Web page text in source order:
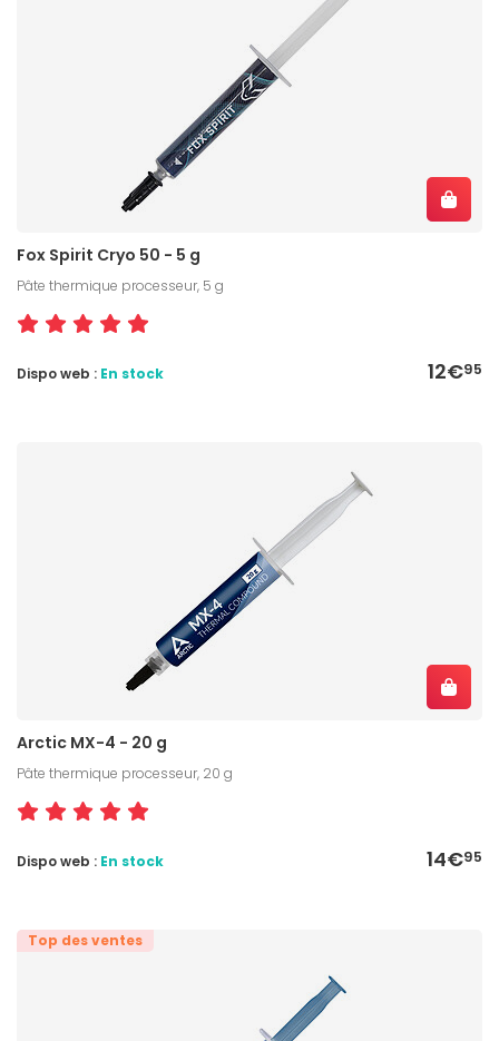
Fox Spirit Cryo 50 - 5 g
Pâte thermique processeur, 5 g
12€95
Dispo web : En stock
Arctic MX-4 - 20 g
Pâte thermique processeur, 20 g
14€95
Dispo web : En stock
Top des ventes